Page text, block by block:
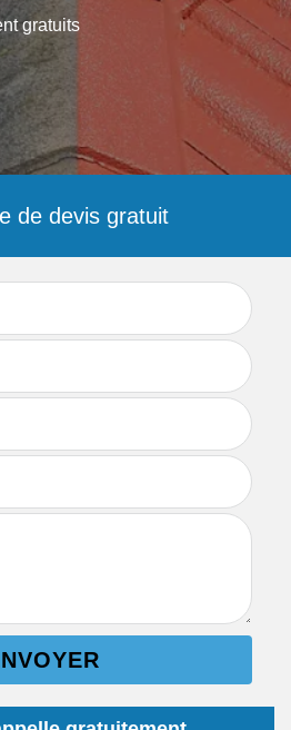
gratuits
de devis gratuit